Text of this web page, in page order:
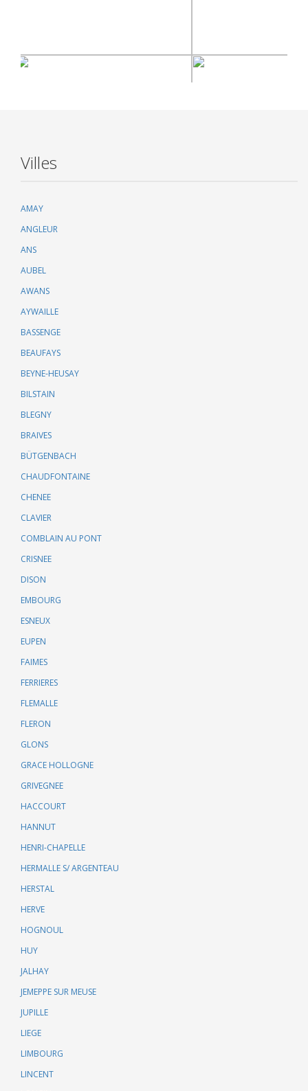
Villes
AMAY
ANGLEUR
ANS
AUBEL
AWANS
AYWAILLE
BASSENGE
BEAUFAYS
BEYNE-HEUSAY
BILSTAIN
BLEGNY
BRAIVES
BÜTGENBACH
CHAUDFONTAINE
CHENEE
CLAVIER
COMBLAIN AU PONT
CRISNEE
DISON
EMBOURG
ESNEUX
EUPEN
FAIMES
FERRIERES
FLEMALLE
FLERON
GLONS
GRACE HOLLOGNE
GRIVEGNEE
HACCOURT
HANNUT
HENRI-CHAPELLE
HERMALLE S/ ARGENTEAU
HERSTAL
HERVE
HOGNOUL
HUY
JALHAY
JEMEPPE SUR MEUSE
JUPILLE
LIEGE
LIMBOURG
LINCENT